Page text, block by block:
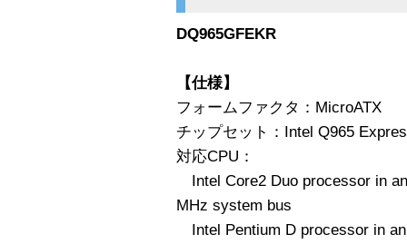
DQ965GFEKR
【仕様】
フォームファクタ：MicroATX
チップセット：Intel Q965
対応CPU：
Intel Core2 Duo processor in
MHz system bus
Intel Pentium D processor in